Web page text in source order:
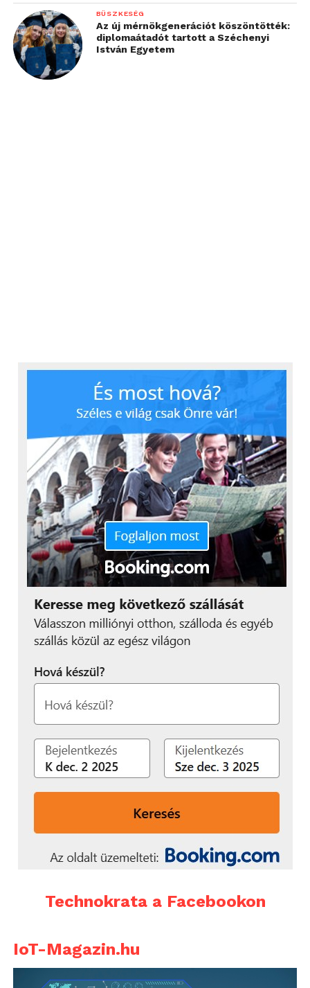
BÜSZKESÉG
Az új mérnökgenerációt köszöntötték:
diplomaátadót tartott a Széchenyi
István Egyetem
Technokrata a Facebookon
IoT-Magazin.hu